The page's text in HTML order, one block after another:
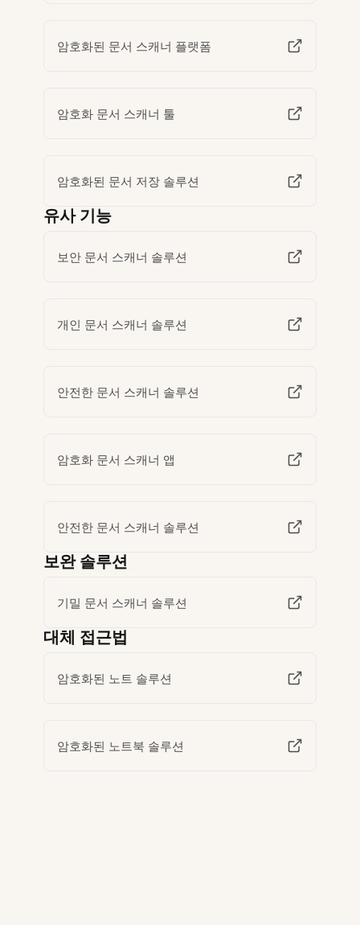
암호화된 문서 스캐너 플랫폼
암호화 문서 스캐너 툴
암호화된 문서 저장 솔루션
유사 기능
보안 문서 스캐너 솔루션
개인 문서 스캐너 솔루션
안전한 문서 스캐너 솔루션
암호화 문서 스캐너 앱
안전한 문서 스캐너 솔루션
보완 솔루션
기밀 문서 스캐너 솔루션
대체 접근법
암호화된 노트 솔루션
암호화된 노트북 솔루션